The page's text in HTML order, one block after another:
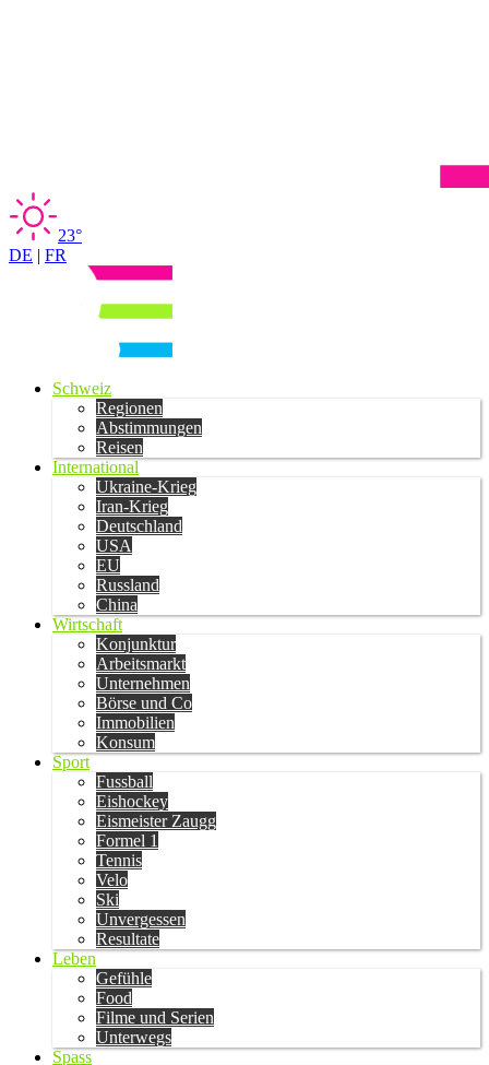
23°
DE | FR
Schweiz
Regionen
Abstimmungen
Reisen
International
Ukraine-Krieg
Iran-Krieg
Deutschland
USA
EU
Russland
China
Wirtschaft
Konjunktur
Arbeitsmarkt
Unternehmen
Börse und Co
Immobilien
Konsum
Sport
Fussball
Eishockey
Eismeister Zaugg
Formel 1
Tennis
Velo
Ski
Unvergessen
Resultate
Leben
Gefühle
Food
Filme und Serien
Unterwegs
Spass